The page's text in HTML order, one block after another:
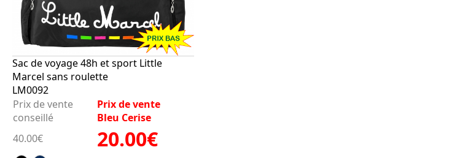
Sac de voyage 48h et sport Little
Marcel sans roulette
LM0092
Prix de vente
conseillé
Prix de vente
Bleu Cerise
40.00€
20.00€